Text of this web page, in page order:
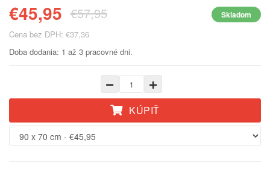
€45,95 €57,95 Skladom
Cena bez DPH: €37,36
Doba dodania: 1 až 3 pracovné dni.
KÚPIŤ